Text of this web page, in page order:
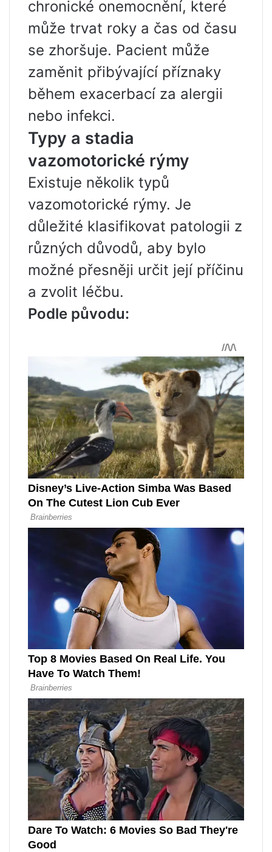
chronické onemocnění, které
může trvat roky a čas od času
se zhoršuje. Pacient může
zaměnit přibývající příznaky
během exacerbací za alergii
nebo infekci.
Typy a stadia
vazomotorické rýmy
Existuje několik typů
vazomotorické rýmy. Je
důležité klasifikovat patologii z
různých důvodů, aby bylo
možné přesněji určit její příčinu
a zvolit léčbu.
Podle původu: